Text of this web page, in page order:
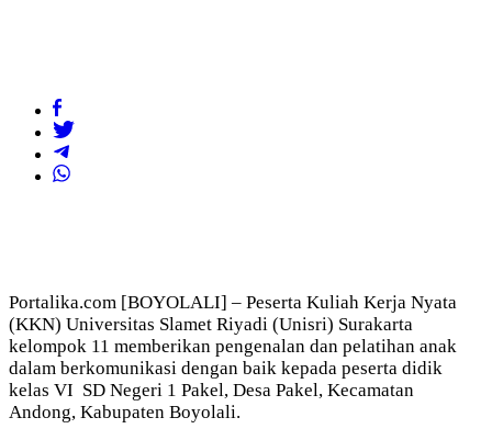
Portalika.com [BOYOLALI] – Peserta Kuliah Kerja Nyata
(KKN) Universitas Slamet Riyadi (Unisri) Surakarta
kelompok 11 memberikan pengenalan dan pelatihan anak
dalam berkomunikasi dengan baik kepada peserta didik
kelas VI SD Negeri 1 Pakel, Desa Pakel, Kecamatan
Andong, Kabupaten Boyolali.